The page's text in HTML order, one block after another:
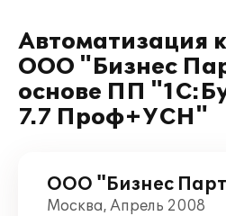
Автоматизация
ООО "Бизнес
основе ПП
7.7 Проф+УСН"
ООО "Бизнес
Москва, Апрель 2008